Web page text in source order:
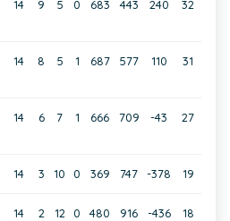
14 9 5 0 683 443 240 32
14 8 5 1 687 577 110 31
14 6 7 1 666 709 -43 27
14 3 10 0 369 747 -378 19
14 2 12 0 480 916 -436 18